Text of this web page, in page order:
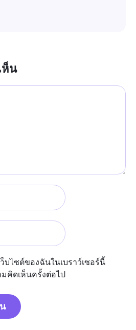
ห็น
บไซต์ของฉันในเบราว์เซอร์นี้
คิดเห็นครั้งต่อไป